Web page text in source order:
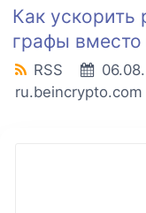
Как ускорить
графы вместо
RSS
ru.beincrypto.com